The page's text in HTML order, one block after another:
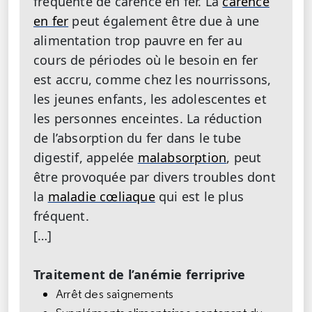
en fer peut également être due à une
alimentation trop pauvre en fer au
cours de périodes où le besoin en fer
est accru, comme chez les nourrissons,
les jeunes enfants, les adolescentes et
les personnes enceintes. La réduction
de l’absorption du fer dans le tube
digestif, appelée malabsorption, peut
être provoquée par divers troubles dont
la maladie cœliaquequi est le plus
fréquent.
[…]
Traitement de l’anémie ferriprive
Arrêt des saignements